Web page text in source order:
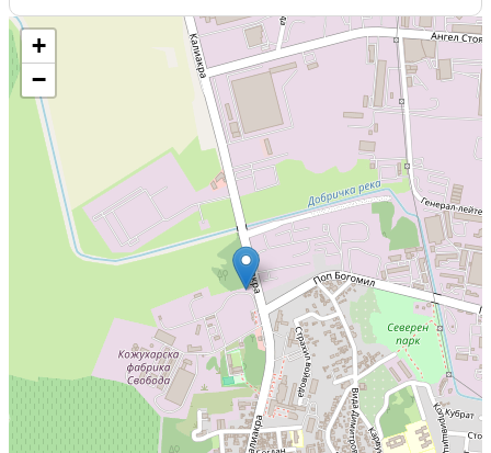
+
−